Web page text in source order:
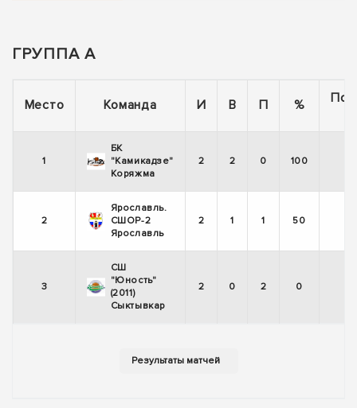
ГРУППА А
Место Команда И В П %
1
БК
"Камикадзе"
Коряжма
2 2 0 100
2
Ярославль.
СШОР-2
Ярославль
2 1 1 50
3
СШ
"Юность"
(2011)
Сыктывкар
2 0 2 0